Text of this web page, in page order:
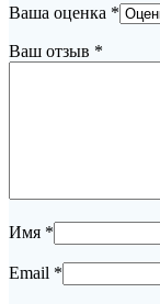
Ваша оценка *
Ваш отзыв *
Имя *
Email *